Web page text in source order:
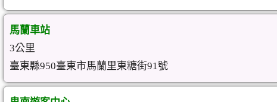
馬蘭車站
3公里
臺東縣950臺東市馬蘭里東糖街91號